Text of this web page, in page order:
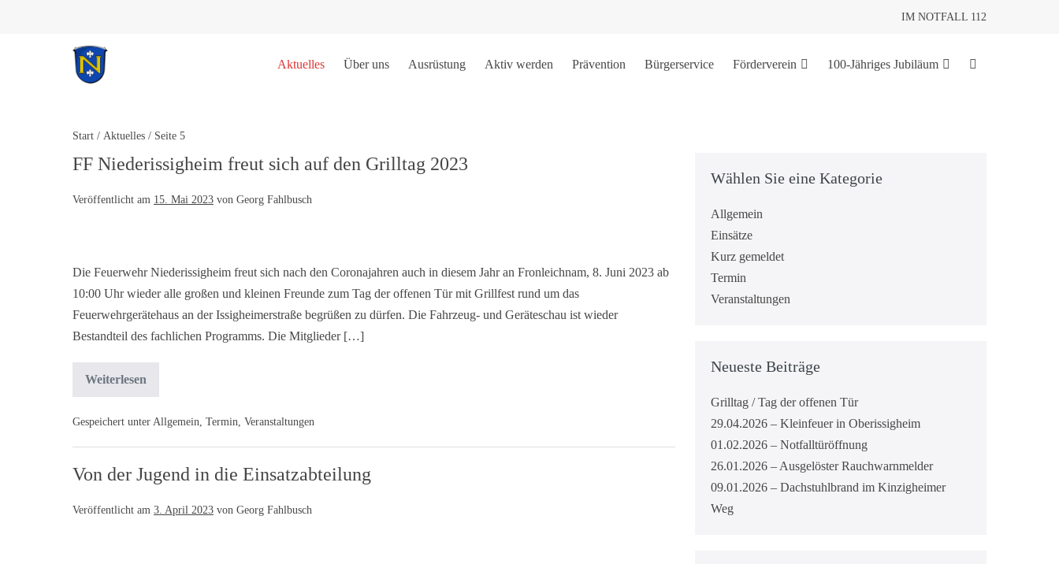
IM NOTFALL 112
Aktuelles Über uns Ausrüstung Aktiv werden Prävention Bürgerservice Förderverein 100-Jähriges Jubiläum
Start / Aktuelles / Seite 5
FF Niederissigheim freut sich auf den Grilltag 2023
Veröffentlicht am 15. Mai 2023 von Georg Fahlbusch
Die Feuerwehr Niederissigheim freut sich nach den Coronajahren auch in diesem Jahr an Fronleichnam, 8. Juni 2023 ab
10:00 Uhr wieder alle großen und kleinen Freunde zum Tag der offenen Tür mit Grillfest rund um das
Feuerwehrgerätehaus an der Issigheimerstraße begrüßen zu dürfen. Die Fahrzeug- und Geräteschau ist wieder
Bestandteil des fachlichen Programms. Die Mitglieder […]
Weiterlesen
Gespeichert unter Allgemein, Termin, Veranstaltungen
Von der Jugend in die Einsatzabteilung
Veröffentlicht am 3. April 2023 von Georg Fahlbusch
Wählen Sie eine Kategorie
Allgemein
Einsätze
Kurz gemeldet
Termin
Veranstaltungen
Neueste Beiträge
Grilltag / Tag der offenen Tür
29.04.2026 – Kleinfeuer in Oberissigheim
01.02.2026 – Notfalltüröffnung
26.01.2026 – Ausgelöster Rauchwarnmelder
09.01.2026 – Dachstuhlbrand im Kinzigheimer
Weg